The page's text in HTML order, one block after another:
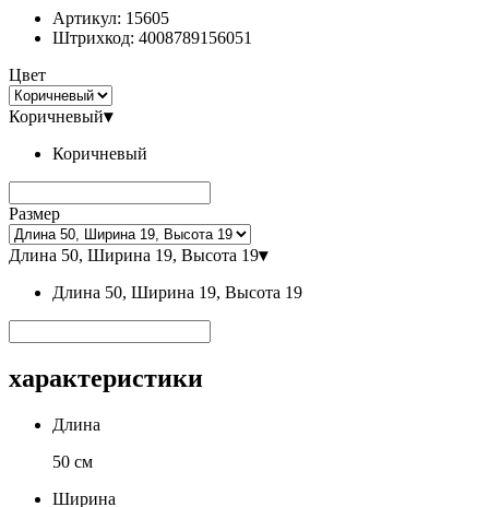
Артикул: 15605
Штрихкод: 4008789156051
Цвет
Коричневый▾
Коричневый
Размер
Длина 50, Ширина 19, Высота 19▾
Длина 50, Ширина 19, Высота 19
характеристики
Длина
50 см
Ширина